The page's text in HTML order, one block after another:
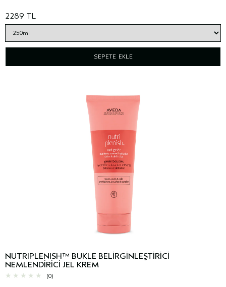
2289 TL
SEPETE EKLE
NUTRIPLENISH™ BUKLE BELİRGİNLEŞTİRİCİ
NEMLENDİRİCİ JEL KREM
(0)